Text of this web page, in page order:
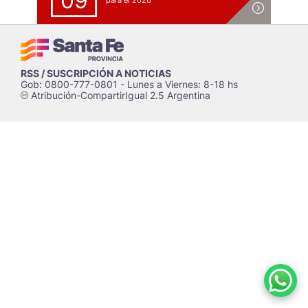
RSS / SUSCRIPCIÓN A NOTICIAS
Gob: 0800-777-0801 - Lunes a Viernes: 8-18 hs
cAtribución-CompartirIgual 2.5 Argentina